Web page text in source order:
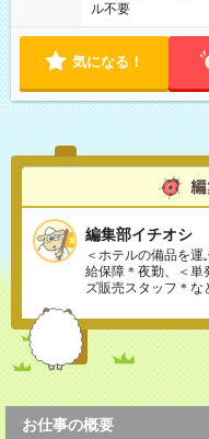
ル不要
気になる！
編集部イチオシ
＜ホテルの備品を
給保障＊夜勤、＜単
ズ販売スタッフ＊な
お仕事の概要